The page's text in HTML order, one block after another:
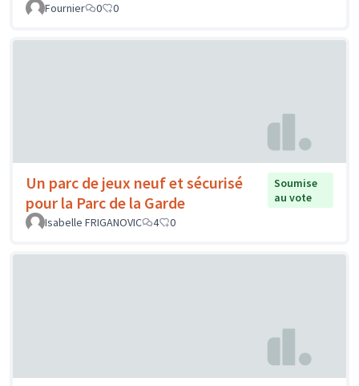
Fournier 0 0
Un parc de jeux neuf et sécurisé
pour la Parc de la Garde
Soumise
au vote
Isabelle FRIGANOVIC
4 0